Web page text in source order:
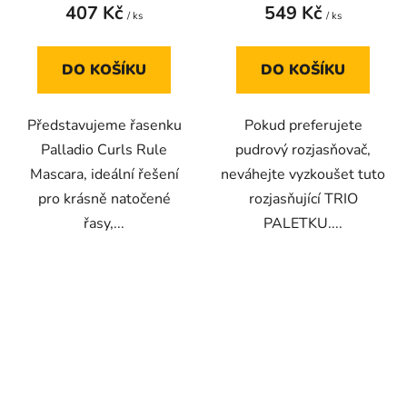
407 Kč / ks
DO KOŠÍKU
Představujeme řasenku
Palladio Curls Rule
Mascara, ideální řešení
pro krásně natočené
řasy,...
549 Kč / ks
DO KOŠÍKU
Pokud preferujete
pudrový rozjasňovač,
neváhejte vyzkoušet tuto
rozjasňující TRIO
PALETKU....